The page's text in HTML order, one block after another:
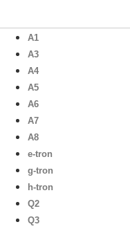
A1
A3
A4
A5
A6
A7
A8
e-tron
g-tron
h-tron
Q2
Q3